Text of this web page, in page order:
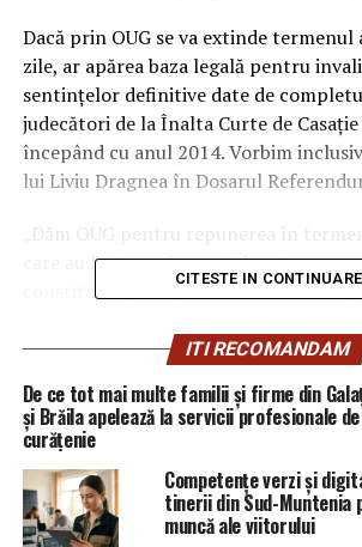
Dacă prin OUG se va extinde termenul
zile, ar apărea baza legală pentru
sentinţelor definitive date de
judecători de la Înalta Curte de
începând cu anul 2014.Vorbim
lui Liviu Dragnea în Dosarul
care au fost condamnaţi de către
constituite şi vor putea face
complet legal constituit, va judeca”, a
TV.
ARTICOLE PE ACEIASI TEMA: PRIMA
URMATORUL
Mare atenție! Românii care suferă de
CITESTE IN CONTINUARE
ITI RECOMANDAM
De ce tot mai multe familii și firme din
și Brăila apelează la servicii profesionale de
curățenie
Competențe verzi și
tinerii din Sud-Muntenia
muncă ale viitorului